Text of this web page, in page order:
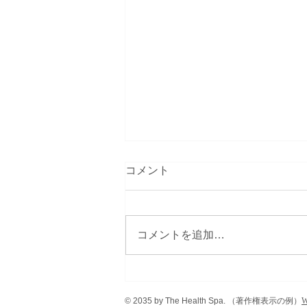
コメント
コメントを追加…
© 2035 by The Health Spa. （著作権表示の例）